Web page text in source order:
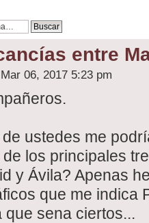
entre
06, 2017 5:23 pm
ustedes me
los principales
y Ávila? Apenas
que me indica
sena ciertos...